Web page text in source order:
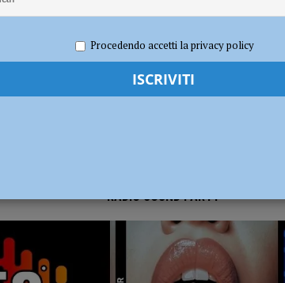
mila euro per rendere le strade più sicure ATTUALITÀ
RADIO SOUND PARTY
Procedendo accetti la privacy policy